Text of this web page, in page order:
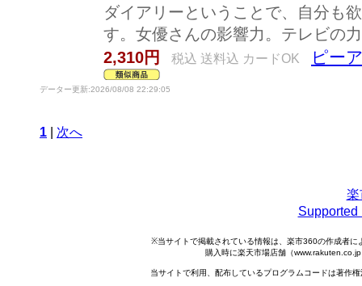
ダイアリーということで、自分も
す。女優さんの影響力。テレビの
2,310円
税込 送料込 カードOK ピー
データー更新:2026/08/08 22:29:05
1 次へ
楽
Supported
※当サイトで掲載されている情報は、楽市360の作成者
購入時に楽天市場店舗（
当サイトで利用、配布しているプログラムコードは著作